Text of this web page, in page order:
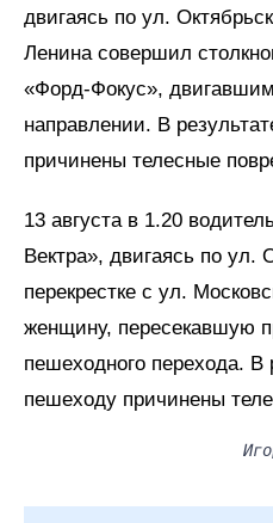
двигаясь по ул.
Ленина совершил
«Форд-Фокус»,
направлении. В
причинены телесные
13 августа в 1.20
Вектра», двигаясь по ул.
перекрестке с ул.
женщину, пересекавшую
пешеходного перехода. В
пешеходу причинены